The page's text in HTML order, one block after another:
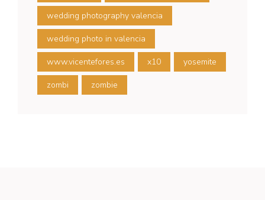
wedding photography valencia
wedding photo in valencia
www.vicentefores.es x10 yosemite
zombi zombie